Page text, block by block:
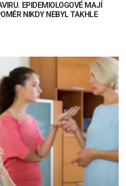
EPIDEMIOLOGOVÉ MAJÍ
NIKDY NEBYL TAKHLE